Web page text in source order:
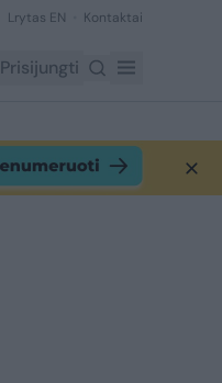
Lrytas EN Kontaktai
Prisijungti